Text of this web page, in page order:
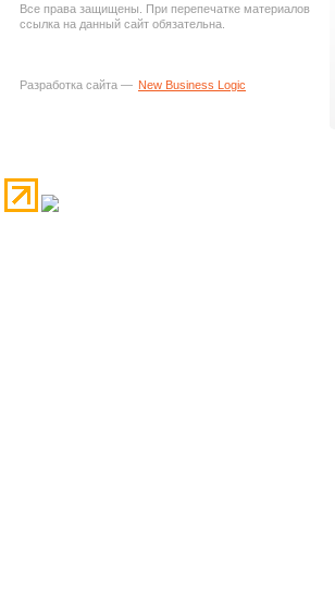
Все права защищены. При перепечатке материалов
ссылка на данный сайт обязательна.
Разработка сайта — New Business Logic